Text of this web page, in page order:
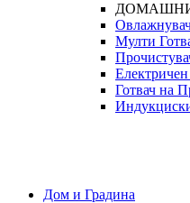
Мулти
Готвач на
Дом и Градина